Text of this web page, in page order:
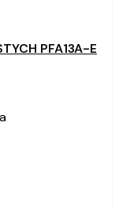
PFA13A-E